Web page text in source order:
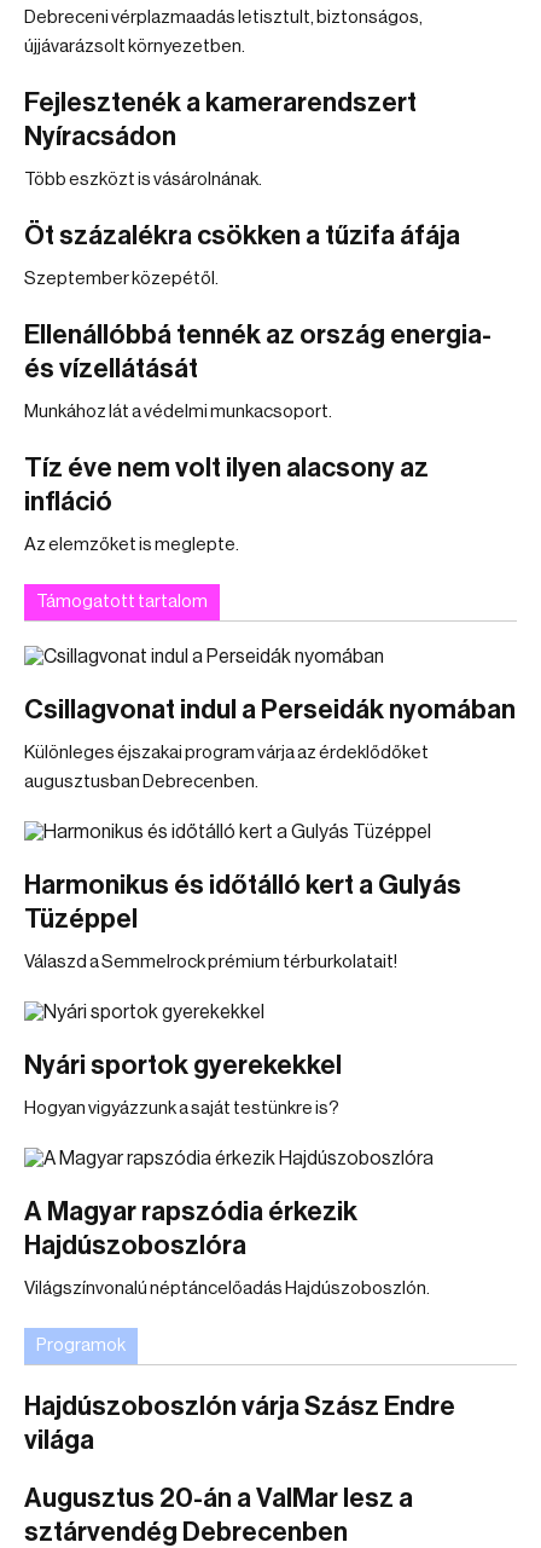
Debreceni vérplazmaadás letisztult, biztonságos,
újjávarázsolt környezetben.
Fejlesztenék a kamerarendszert
Nyíracsádon
Több eszközt is vásárolnának.
Öt százalékra csökken a tűzifa áfája
Szeptember közepétől.
Ellenállóbbá tennék az ország energia-
és vízellátását
Munkához lát a védelmi munkacsoport.
Tíz éve nem volt ilyen alacsony az
infláció
Az elemzőket is meglepte.
Támogatott tartalom
Csillagvonat indul a Perseidák nyomában
Különleges éjszakai program várja az érdeklődőket
augusztusban Debrecenben.
Harmonikus és időtálló kert a Gulyás
Tüzéppel
Válaszd a Semmelrock prémium térburkolatait!
Nyári sportok gyerekekkel
Hogyan vigyázzunk a saját testünkre is?
A Magyar rapszódia érkezik
Hajdúszoboszlóra
Világszínvonalú néptáncelőadás Hajdúszoboszlón.
Programok
Hajdúszoboszlón várja Szász Endre
világa
Augusztus 20-án a ValMar lesz a
sztárvendég Debrecenben